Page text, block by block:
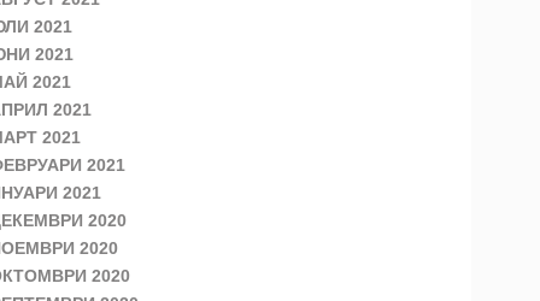
2021
2021
2021
2021
2021
2021
2021
2020
2020
2020